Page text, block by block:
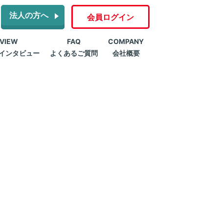
法人の方へ 会員ログイン
ンタビュー
FAQ
よくあるご質問
COMPANY
会社概要